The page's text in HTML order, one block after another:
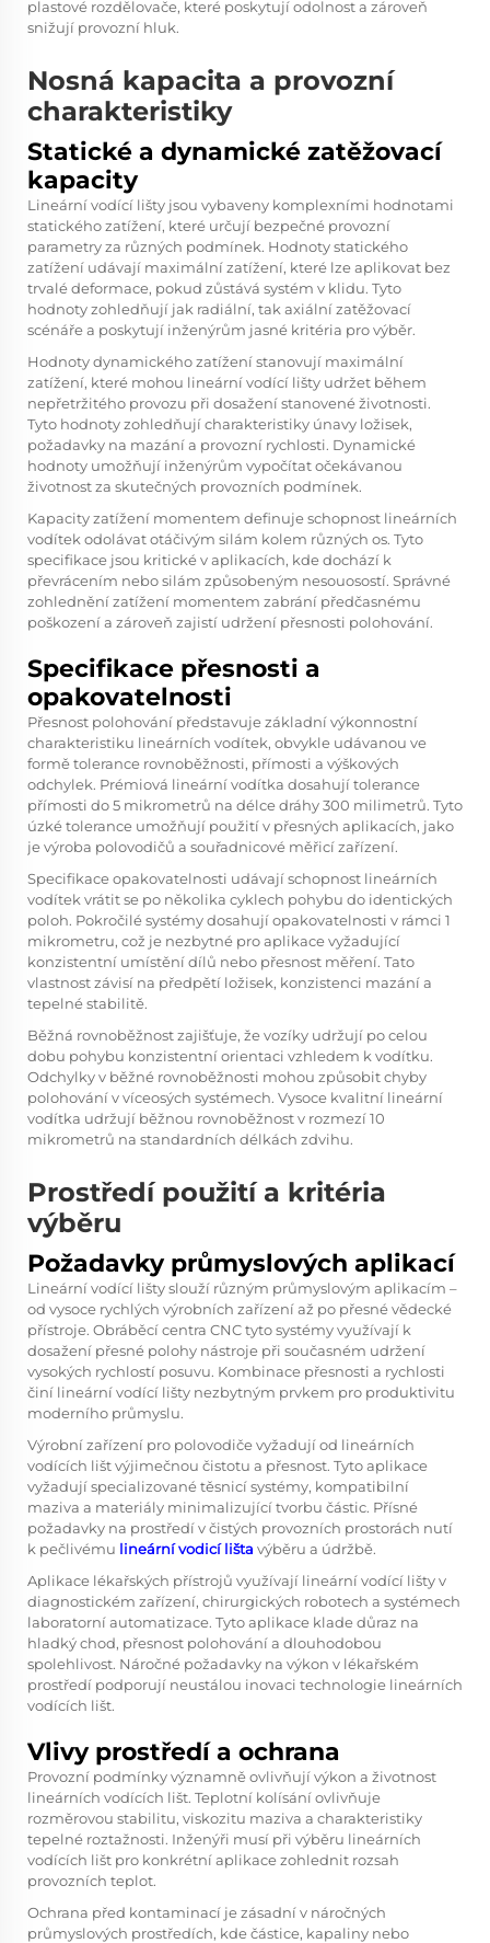
plastové rozdělovače, které poskytují odolnost a zároveň
snižují provozní hluk.
Nosná kapacita a provozní
charakteristiky
Statické a dynamické zatěžovací
kapacity
Lineární vodící lišty jsou vybaveny komplexními hodnotami
statického zatížení, které určují bezpečné provozní
parametry za různých podmínek. Hodnoty statického
zatížení udávají maximální zatížení, které lze aplikovat bez
trvalé deformace, pokud zůstává systém v klidu. Tyto
hodnoty zohledňují jak radiální, tak axiální zatěžovací
scénáře a poskytují inženýrům jasné kritéria pro výběr.
Hodnoty dynamického zatížení stanovují maximální
zatížení, které mohou lineární vodící lišty udržet během
nepřetržitého provozu při dosažení stanovené životnosti.
Tyto hodnoty zohledňují charakteristiky únavy ložisek,
požadavky na mazání a provozní rychlosti. Dynamické
hodnoty umožňují inženýrům vypočítat očekávanou
životnost za skutečných provozních podmínek.
Kapacity zatížení momentem definuje schopnost lineárních
vodítek odolávat otáčivým silám kolem různých os. Tyto
specifikace jsou kritické v aplikacích, kde dochází k
převrácením nebo silám způsobeným nesouosostí. Správné
zohlednění zatížení momentem zabrání předčasnému
poškození a zároveň zajistí udržení přesnosti polohování.
Specifikace přesnosti a
opakovatelnosti
Přesnost polohování představuje základní výkonnostní
charakteristiku lineárních vodítek, obvykle udávanou ve
formě tolerance rovnoběžnosti, přímosti a výškových
odchylek. Prémiová lineární vodítka dosahují tolerance
přímosti do 5 mikrometrů na délce dráhy 300 milimetrů. Tyto
úzké tolerance umožňují použití v přesných aplikacích, jako
je výroba polovodičů a souřadnicové měřicí zařízení.
Specifikace opakovatelnosti udávají schopnost lineárních
vodítek vrátit se po několika cyklech pohybu do identických
poloh. Pokročilé systémy dosahují opakovatelnosti v rámci 1
mikrometru, což je nezbytné pro aplikace vyžadující
konzistentní umístění dílů nebo přesnost měření. Tato
vlastnost závisí na předpětí ložisek, konzistenci mazání a
tepelné stabilitě.
Běžná rovnoběžnost zajišťuje, že vozíky udržují po celou
dobu pohybu konzistentní orientaci vzhledem k vodítku.
Odchylky v běžné rovnoběžnosti mohou způsobit chyby
polohování v víceosých systémech. Vysoce kvalitní lineární
vodítka udržují běžnou rovnoběžnost v rozmezí 10
mikrometrů na standardních délkách zdvihu.
Prostředí použití a kritéria
výběru
Požadavky průmyslových aplikací
Lineární vodící lišty slouží různým průmyslovým aplikacím –
od vysoce rychlých výrobních zařízení až po přesné vědecké
přístroje. Obráběcí centra CNC tyto systémy využívají k
dosažení přesné polohy nástroje při současném udržení
vysokých rychlostí posuvu. Kombinace přesnosti a rychlosti
činí lineární vodící lišty nezbytným prvkem pro produktivitu
moderního průmyslu.
Výrobní zařízení pro polovodiče vyžadují od lineárních
vodících lišt výjimečnou čistotu a přesnost. Tyto aplikace
vyžadují specializované těsnicí systémy, kompatibilní
maziva a materiály minimalizující tvorbu částic. Přísné
požadavky na prostředí v čistých provozních prostorách nutí
k pečlivému lineární vodicí lišta výběru a údržbě.
Aplikace lékařských přístrojů využívají lineární vodící lišty v
diagnostickém zařízení, chirurgických robotech a systémech
laboratorní automatizace. Tyto aplikace klade důraz na
hladký chod, přesnost polohování a dlouhodobou
spolehlivost. Náročné požadavky na výkon v lékařském
prostředí podporují neustálou inovaci technologie lineárních
vodících lišt.
Vlivy prostředí a ochrana
Provozní podmínky významně ovlivňují výkon a životnost
lineárních vodících lišt. Teplotní kolísání ovlivňuje
rozměrovou stabilitu, viskozitu maziva a charakteristiky
tepelné roztažnosti. Inženýři musí při výběru lineárních
vodících lišt pro konkrétní aplikace zohlednit rozsah
provozních teplot.
Ochrana před kontaminací je zásadní v náročných
průmyslových prostředích, kde částice, kapaliny nebo